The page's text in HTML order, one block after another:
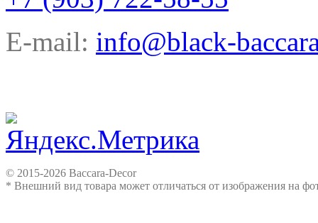
E-mail: info@black-
© 2015-2026 Baccara-Decor
* Внешний вид товара может отличаться от изображения на